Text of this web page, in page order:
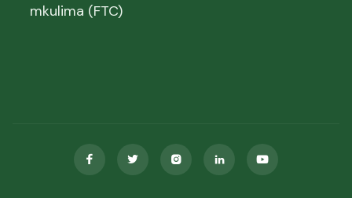
mkulima (FTC)
    